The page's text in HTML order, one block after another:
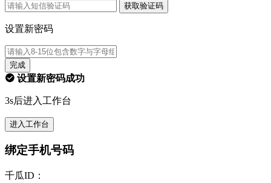
获取验证码
设置新密码
完成
设置新密码成功
3s后进入工作台
进入工作台
绑定手机号码
千瓜ID：